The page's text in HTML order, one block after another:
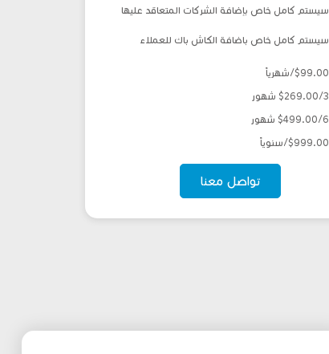
سيستم كامل خاص بإضافة الشركات المتعاقد عليها
سيستم كامل خاص باضافة الكاش باك للعملاء
$99.00/شهرياً
$269.00/3 شهور
$499.00/6 شهور
$999.00/سنوياً
تواصل معنا